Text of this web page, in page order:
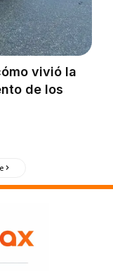
vivió la
de los